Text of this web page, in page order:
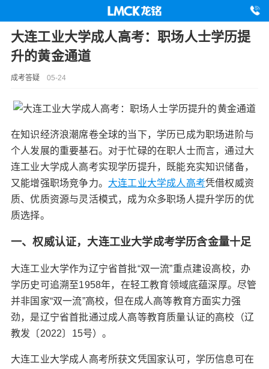
大连工业大学成人高考：职场人士学历提
升的黄金通道
成考答疑05-24
在知识经济浪潮席卷全球的当下，学历已成为职场进阶与
个人发展的重要基石。对于忙碌的在职人士而言，通过大
连工业大学成人高考实现学历提升，既能充实知识储备，
又能增强职场竞争力。 大连工业大学成人高考凭借权威资
质、优质资源与灵活模式，成为众多职场人提升学历的优
质选择。
一、权威认证，大连工业大学成考学历含金量十足
大连工业大学作为辽宁省首批“双一流”重点建设高校，办
学历史可追溯至1958年，在轻工教育领域底蕴深厚。尽管
并非国家“双一流”高校，但在成人高等教育方面实力强
劲，是辽宁省首批通过成人高等教育质量认证的高校（辽
教发〔2022〕15号）。
大连工业大学成人高考所获文凭国家认可，学历信息可在